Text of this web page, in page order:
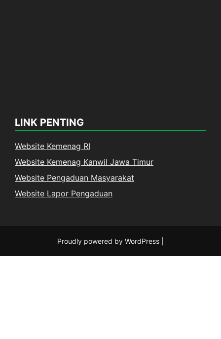
LINK PENTING
Website Kemenag RI
Website Kemenag Kanwil Jawa Timur
Website Pengaduan Masyarakat
Website Lapor Pengaduan
Proudly powered by WordPress